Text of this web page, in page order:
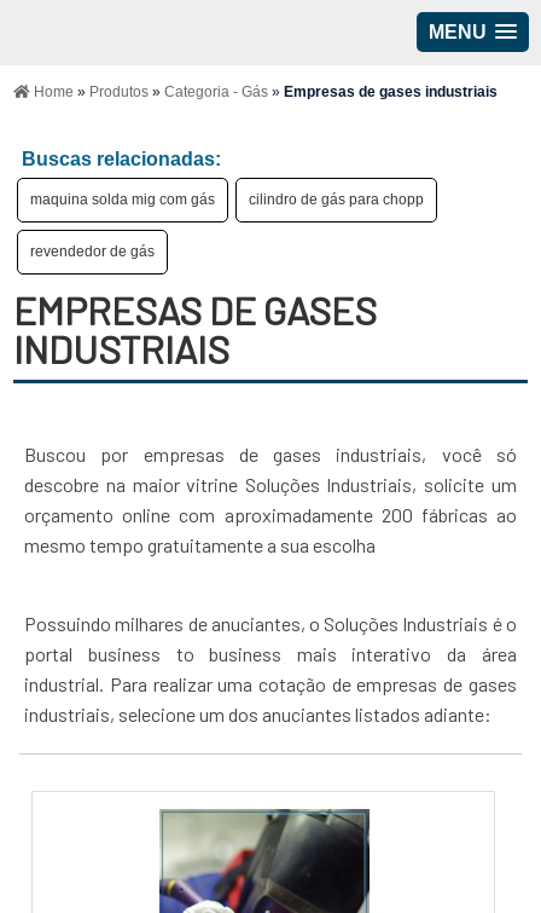
MENU
Home » Produtos»Categoria - Gás» Empresas de gases industriais
Buscas relacionadas:
maquina solda mig com gás cilindro de gás para chopp
revendedor de gás
EMPRESAS DE GASES
INDUSTRIAIS
Buscou por empresas de gases industriais, você só
descobre na maior vitrine Soluções Industriais, solicite um
orçamento online com aproximadamente 200 fábricas ao
mesmo tempo gratuitamente a sua escolha
Possuindo milhares de anuciantes, o Soluções Industriais é o
portal business to business mais interativo da área
industrial. Para realizar uma cotação de empresas de gases
industriais, selecione um dos anuciantes listados adiante: